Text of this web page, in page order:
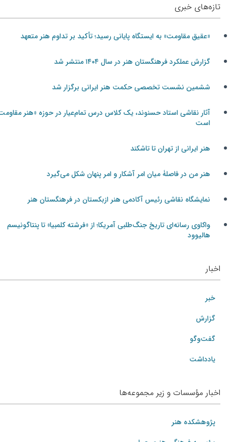
تازه‌های خبری
«عقیق مقاومت» به ایستگاه پایانی رسید؛ تأکید بر تداوم هنر متعهد
گزارش عملکرد فرهنگستان هنر در سال ۱۴۰۴ منتشر شد
ششمین نشست تخصصی حکمت هنر ایرانی برگزار شد
آثار نقاشی استاد حسنوند، یک کلاس درس تمام‌عیار در حوزه «هنر مقاومت»
است
هنر ایرانی از تهران تا تاشکند
هنر من در فاصلۀ میان امر آشکار و امر پنهان شکل می‌گیرد
نمایشگاه نقاشی رئیس آکادمی هنر ازبکستان در فرهنگستان هنر
واکاوی رسانه‌ای تاریخ جنگ‌طلبی آمریکا؛ از «فرشته کلمبیا» تا پنتاگونیسم
هالیوود
اخبار
خبر
گزارش
گفت‌وگو
یادداشت
اخبار مؤسسات و زیر مجموعه‌ها
پژوهشکده هنر